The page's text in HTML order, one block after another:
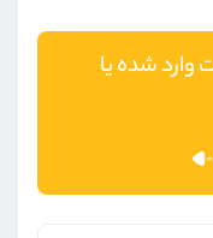
وارد شده یا